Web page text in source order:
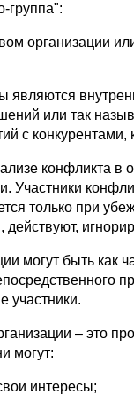
группа":
организации
или так
с
конфликта в
Участники
только при
могут быть как
участники.
– это
могут:
интересы;